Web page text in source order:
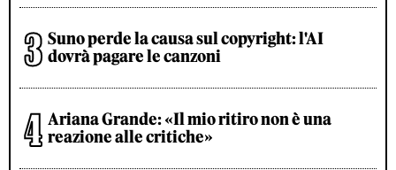
Suno perde la causa sul copyright: l'AI
dovrà pagare le canzoni
Ariana Grande: «Il mio ritiro non è una
reazione alle critiche»